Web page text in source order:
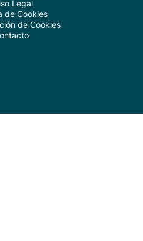
Legal
de Cookies
de Cookies